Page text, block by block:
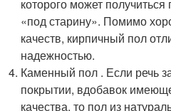
которого может
«под старину». Помимо
качеств, кирпичный пол
надежностью.
Каменный пол . Если речь
покрытии, вдобавок
качества, то пол из